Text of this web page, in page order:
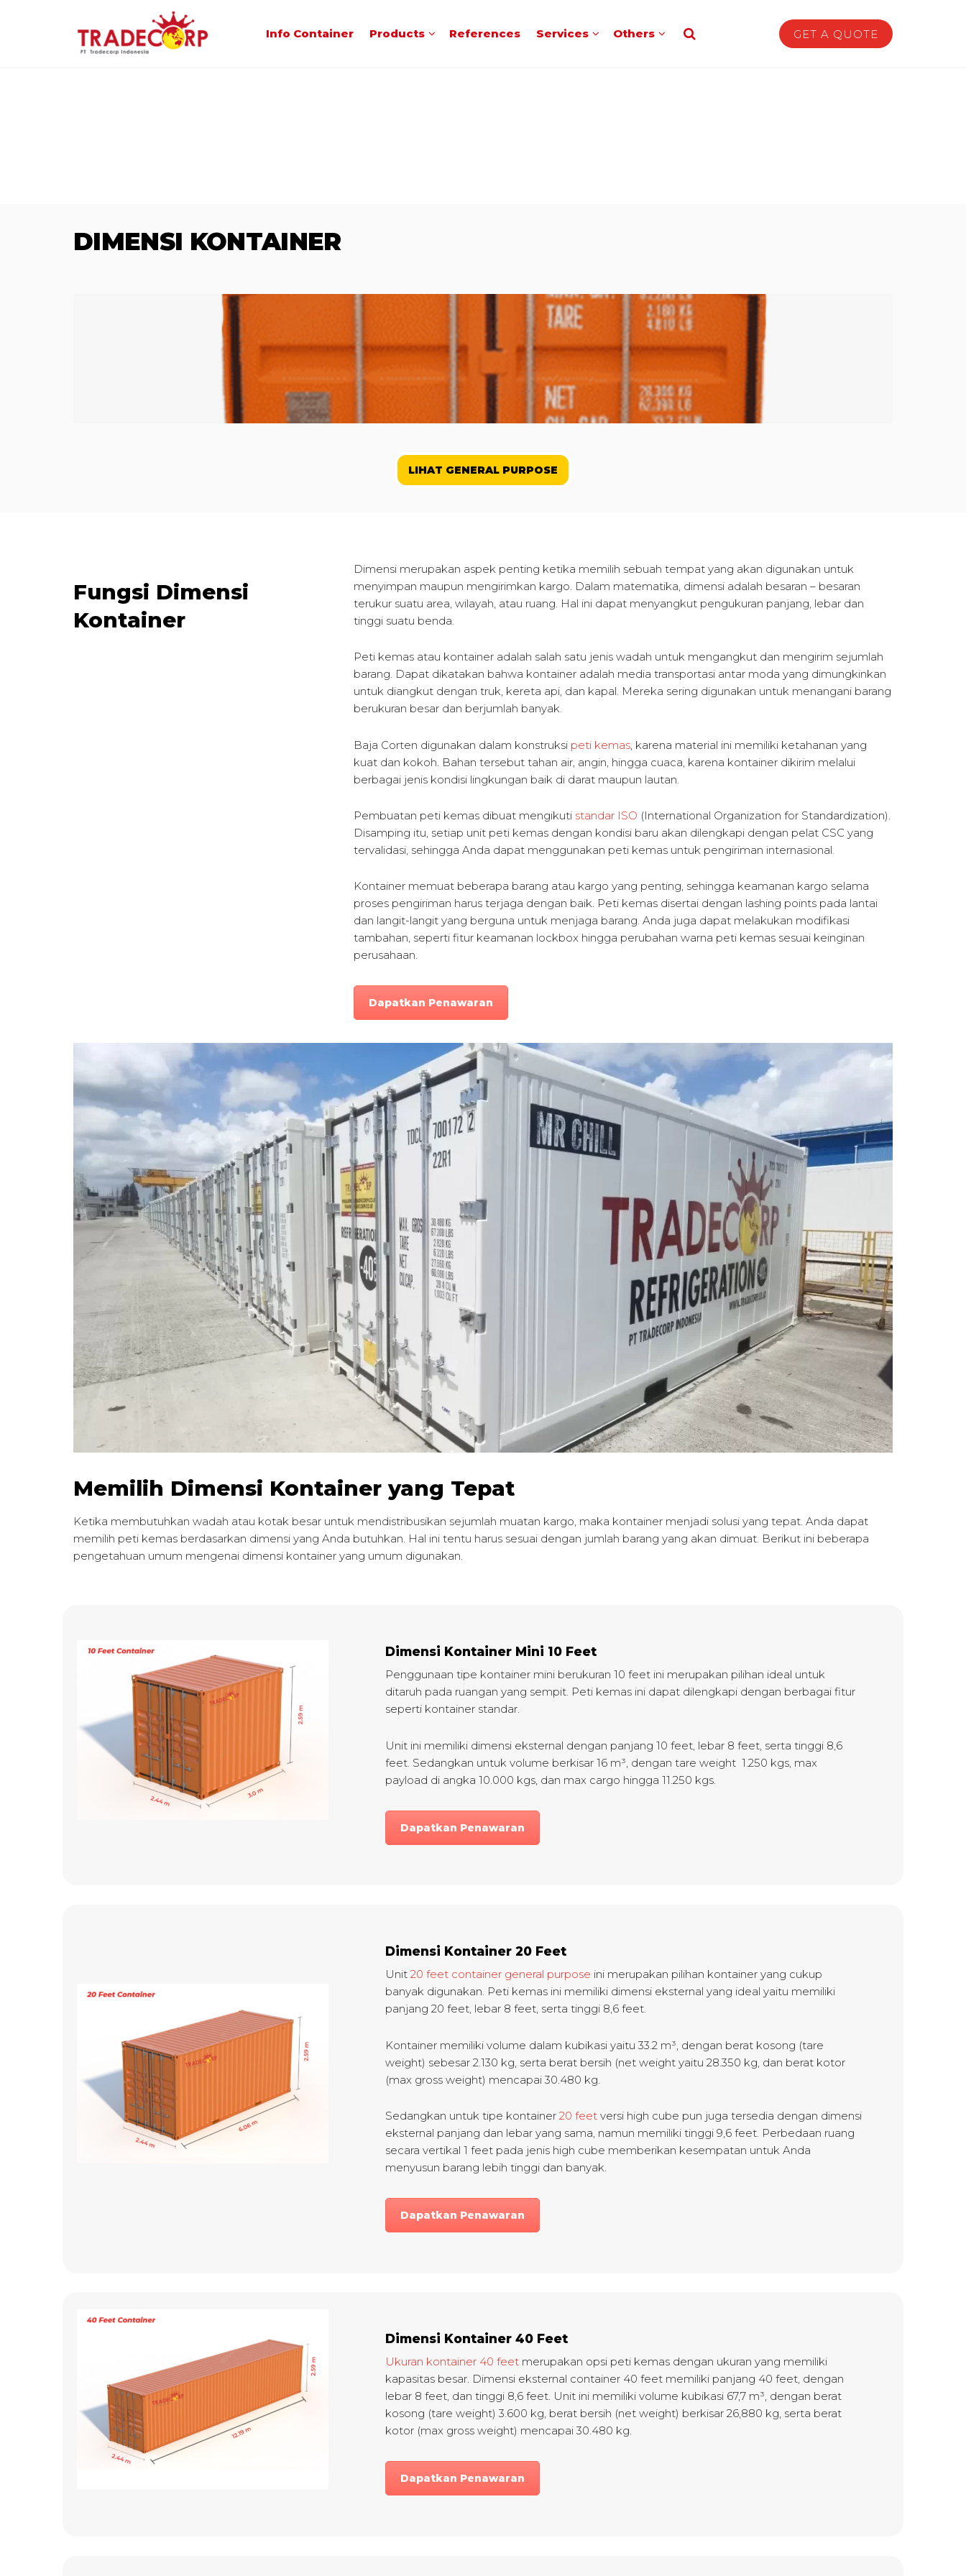
Info Container Products References Services Others GET A QUOTE
DIMENSI KONTAINER
LIHAT GENERAL PURPOSE
Fungsi Dimensi
Kontainer
Dimensi merupakan aspek penting ketika memilih sebuah tempat yang akan digunakan untuk
menyimpan maupun mengirimkan kargo. Dalam matematika, dimensi adalah besaran – besaran
terukur suatu area, wilayah, atau ruang. Hal ini dapat menyangkut pengukuran panjang, lebar dan
tinggi suatu benda.
Peti kemas atau kontainer adalah salah satu jenis wadah untuk mengangkut dan mengirim sejumlah
barang. Dapat dikatakan bahwa kontainer adalah media transportasi antar moda yang dimungkinkan
untuk diangkut dengan truk, kereta api, dan kapal. Mereka sering digunakan untuk menangani barang
berukuran besar dan berjumlah banyak.
Baja Corten digunakan dalam konstruksi peti kemas , karena material ini memiliki ketahanan yang
kuat dan kokoh. Bahan tersebut tahan air, angin, hingga cuaca, karena kontainer dikirim melalui
berbagai jenis kondisi lingkungan baik di darat maupun lautan.
Pembuatan peti kemas dibuat mengikuti standar ISO (International Organization for Standardization).
Disamping itu, setiap unit peti kemas dengan kondisi baru akan dilengkapi dengan pelat CSC yang
tervalidasi, sehingga Anda dapat menggunakan peti kemas untuk pengiriman internasional.
Kontainer memuat beberapa barang atau kargo yang penting, sehingga keamanan kargo selama
proses pengiriman harus terjaga dengan baik. Peti kemas disertai dengan lashing points pada lantai
dan langit-langit yang berguna untuk menjaga barang. Anda juga dapat melakukan modifikasi
tambahan, seperti fitur keamanan lockbox hingga perubahan warna peti kemas sesuai keinginan
perusahaan.
Dapatkan Penawaran
Memilih Dimensi Kontainer yang Tepat
Ketika membutuhkan wadah atau kotak besar untuk mendistribusikan sejumlah muatan kargo, maka kontainer menjadi solusi yang tepat. Anda dapat
memilih peti kemas berdasarkan dimensi yang Anda butuhkan. Hal ini tentu harus sesuai dengan jumlah barang yang akan dimuat. Berikut ini beberapa
pengetahuan umum mengenai dimensi kontainer yang umum digunakan.
Dimensi Kontainer Mini 10 Feet
Penggunaan tipe kontainer mini berukuran 10 feet ini merupakan pilihan ideal untuk
ditaruh pada ruangan yang sempit. Peti kemas ini dapat dilengkapi dengan berbagai fitur
seperti kontainer standar.
Unit ini memiliki dimensi eksternal dengan panjang 10 feet, lebar 8 feet, serta tinggi 8,6
feet. Sedangkan untuk volume berkisar 16 m³, dengan tare weight 1.250 kgs, max
payload di angka 10.000 kgs, dan max cargo hingga 11.250 kgs.
Dapatkan Penawaran
Dimensi Kontainer 20 Feet
Unit 20 feet container general purpose ini merupakan pilihan kontainer yang cukup
banyak digunakan. Peti kemas ini memiliki dimensi eksternal yang ideal yaitu memiliki
panjang 20 feet, lebar 8 feet, serta tinggi 8,6 feet.
Kontainer memiliki volume dalam kubikasi yaitu 33.2 m³, dengan berat kosong (tare
weight) sebesar 2.130 kg, serta berat bersih (net weight yaitu 28.350 kg, dan berat kotor
(max gross weight) mencapai 30.480 kg.
Sedangkan untuk tipe kontainer 20 feetversi high cube pun juga tersedia dengan dimensi
eksternal panjang dan lebar yang sama, namun memiliki tinggi 9,6 feet. Perbedaan ruang
secara vertikal 1 feet pada jenis high cube memberikan kesempatan untuk Anda
menyusun barang lebih tinggi dan banyak.
Dapatkan Penawaran
Dimensi Kontainer 40 Feet
Ukuran kontainer 40 feetmerupakan opsi peti kemas dengan ukuran yang memiliki
kapasitas besar. Dimensi eksternal container 40 feet memiliki panjang 40 feet, dengan
lebar 8 feet, dan tinggi 8,6 feet. Unit ini memiliki volume kubikasi 67,7 m³, dengan berat
kosong (tare weight) 3.600 kg, berat bersih (net weight) berkisar 26,880 kg, serta berat
kotor (max gross weight) mencapai 30.480 kg.
Dapatkan Penawaran